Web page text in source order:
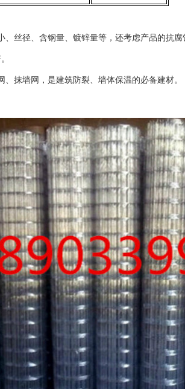
、丝径、含钢量、镀锌量等，还考虑产品的抗
、抹墙网，是建筑防裂、墙体保温的必备建材。